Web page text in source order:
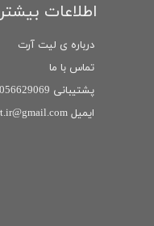
اطلاعات بیشتر
درباره ی لیت آرت
تماس با ما
پشتیبانی 09056629069
ایمیل Litart.ir@gmail.com